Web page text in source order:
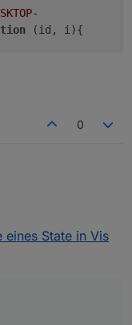
(id,
( id, i ){
0
eines State in Vis